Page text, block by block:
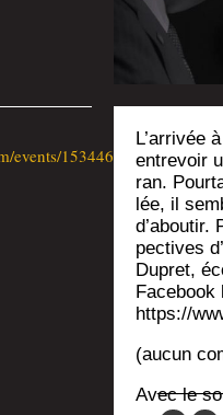
events/153446833321419
L’arrivée
entre­voir
ran.
lée, il
d’aboutir.
pec­tives
Dupret,
Face­book
https://
(aucun
Avec le